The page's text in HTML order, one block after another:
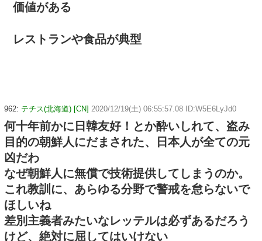
価値がある
レストランや食品が典型
962: テチス(北海道) [CN] 2020/12/19(土) 06:55:57.08 ID:W5E6LyJd0
何十年前かに日韓友好！とか酔いしれて、盗み
目的の朝鮮人にだまされた、日本人が全ての元
凶だわ
なぜ朝鮮人に無償で技術提供してしまうのか。
これ教訓に、あらゆる分野で警戒を怠らないで
ほしいね
差別主義者みたいなレッテルは必ずあるだろう
けど、絶対に屈してはいけない